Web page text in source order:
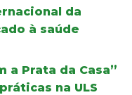
da
à saúde
a Prata da Casa”
na ULS